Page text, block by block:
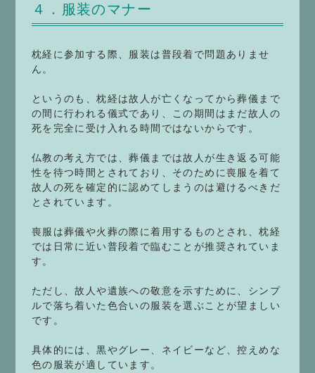
４．服装のマナー
枕経に参加する際、服装は普段着で問題ありませ
ん。
というのも、枕経は故人が亡くなってから葬儀まで
の間に行われる儀式であり、この期間はまだ故人の
死を完全に受け入れる時間ではないからです。
仏教の考え方では、葬儀までは故人が生き返る可能
性を待つ時間とされており、そのために喪服を着て
故人の死を確定的に認めてしまうのは避けるべきだ
とされています。
喪服は葬儀や火葬の際に着用するものとされ、枕経
では日常に近い普段着で臨むことが推奨されていま
す。
ただし、故人や遺族への敬意を示すために、シンプ
ルで落ち着いた色合いの服装を選ぶことが望ましい
です。
具体的には、黒やグレー、ネイビーなど、控えめな
色の服装が適しています。